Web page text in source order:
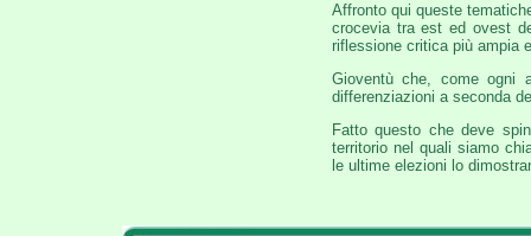
Affronto qui queste
crocevia tra est ed ovest
riflessione critica più ampia
Gioventù che, come ogni
differenziazioni a seconda
Fatto questo che deve
territorio nel quali siamo
le ultime elezioni lo